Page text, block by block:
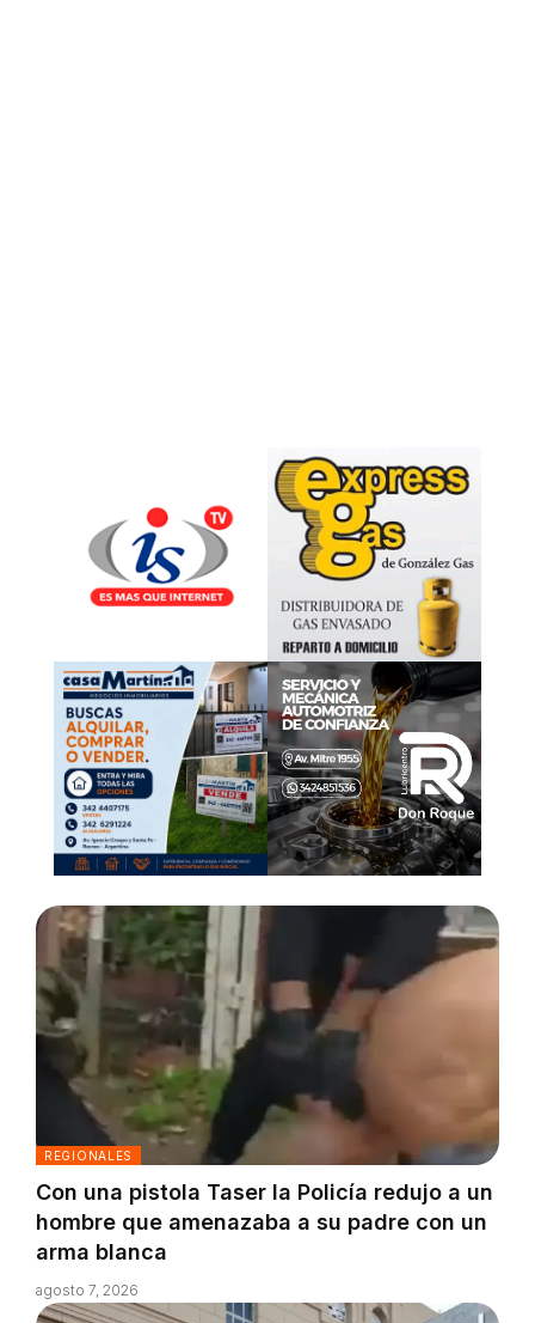
REGIONALES
Con una pistola Taser la Policía redujo a un
hombre que amenazaba a su padre con un
arma blanca
agosto 7, 2026